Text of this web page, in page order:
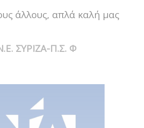
άλλους, απλά καλή μας
ΣΥΡΙΖΑ-Π.Σ. Φ